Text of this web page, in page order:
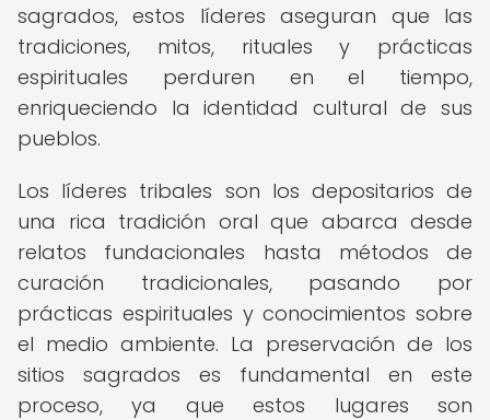
sagrados, estos líderes aseguran que las
tradiciones, mitos, rituales y prácticas
espirituales perduren en el tiempo,
enriqueciendo la identidad cultural de sus
pueblos.
Los líderes tribales son los depositarios de
una rica tradición oral que abarca desde
relatos fundacionales hasta métodos de
curación tradicionales, pasando por
prácticas espirituales y conocimientos sobre
el medio ambiente. La preservación de los
sitios sagrados es fundamental en este
proceso, ya que estos lugares son